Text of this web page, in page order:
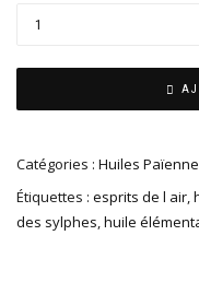
Catégories : Huiles
Étiquettes : esprits de l air,
des sylphes,huile